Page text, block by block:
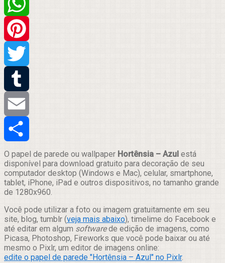
Facebook
WhatsApp
Pinterest
Twitter
Tumblr
Email
Compartilhar
O papel de parede ou wallpaper Hortênsia – Azul está
disponível para download gratuito para decoração de seu
computador desktop (Windows e Mac), celular, smartphone,
tablet, iPhone, iPad e outros dispositivos, no tamanho grande
de 1280x960.
Você pode utilizar a foto ou imagem gratuitamente em seu
site, blog, tumblr (veja mais abaixo), timelime do Facebook e
até editar em algum softwarede edição de imagens, como
Picasa, Photoshop, Fireworks que você pode baixar ou até
mesmo o Pixlr, um editor de imagens online:
edite o papel de parede "Hortênsia – Azul" no Pixlr.